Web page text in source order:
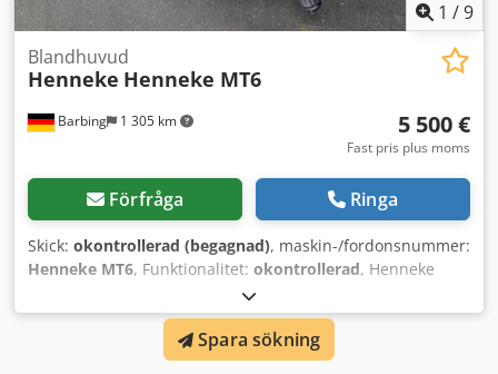
verktygsvikt: 1 500 kg, Överdel max. 500 kg · Max. låskraft:
350 kN vid 6 bar tryckluft · Max. brytkraft: 30 kN · Max.
parallellslag: 1 800 mm · Svängvinkel övre/undre
verktygsplatta: 0° - 45° · Svängvinkel torn: -90° till 95°
1 /9
Barbing 1 305 km
Blandhuvud
Henneke Henneke MT6
5 500 €
Fast pris plus moms
Förfråga Ringa
Skick: okontrollerad (begagnad), maskin-/fordonsnummer:
Henneke MT6, Funktionalitet: okontrollerad, Henneke
högtrycks-mixhuvud MT-serien "MT6" Dkodpjx El Drofx
Aagjr
Spara sökning